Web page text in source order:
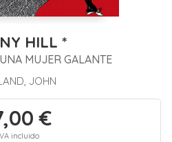
HILL *
MUJER GALANTE
JOHN
€
incluido